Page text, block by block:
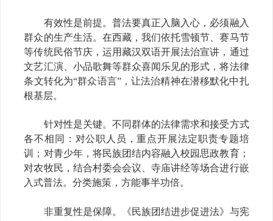
有效性是前提。普法要真正入脑入心，必须融入
群众的生产生活。在西藏，我们依托雪顿节、赛马节
等传统民俗节庆，运用藏汉双语开展法治宣讲，通过
文艺汇演、小品歌舞等群众喜闻乐见的形式，将法律
条文转化为“群众语言”，让法治精神在潜移默化中扎
根基层。
针对性是关键。不同群体的法律需求和接受方式
各不相同：对公职人员，重点开展法定职责专题培
训；对青少年，将民族团结内容融入校园思政教育；
对农牧民，结合村委会会议、寺庙讲经等场合进行嵌
入式普法。分类施策，方能事半功倍。
非重复性是保障。《民族团结进步促进法》与宪